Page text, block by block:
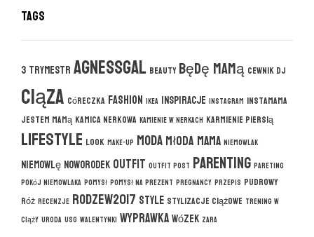
Tags
3 trymestragnessgal beauty będę mamą cewnik DJ
ciąza córeczka fashion ikea inspiracje instagram instamama
jestem mamą kamica nerkowa kamienie w nerkach karmienie piersią
lifestyle look make-up modamłoda mama niemowlak
niemowlęnoworodekoutfit outfit post parenting pareting
pokój niemowlaka pomysł pomysł na prezent pregnancy przepis pudrowy
róż recenzje rodzew2017 style stylizacje ciążowe trening w
ciąży uroda usg walentynki wyprawkawózek zara